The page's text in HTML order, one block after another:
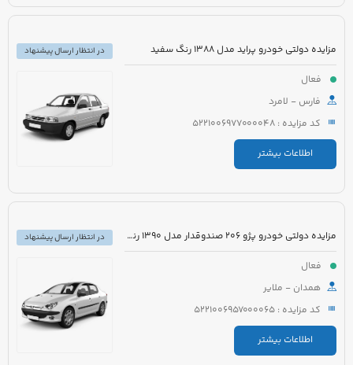
مزایده دولتی خودرو پراید مدل 1388 رنگ سفید
فعال
فارس - لامرد
کد مزایده : 5221006977000048
اطلاعات بیشتر
در انتظار ارسال پیشنهاد
مزایده دولتی خودرو پژو 206 صندوقدار مدل 1390 رنگ سفید روغنی
فعال
همدان - ملایر
کد مزایده : 5221006957000065
اطلاعات بیشتر
در انتظار ارسال پیشنهاد